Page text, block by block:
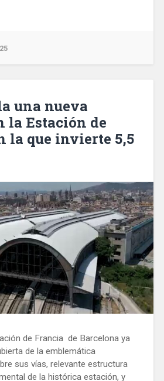
una nueva
la Estación de
la que invierte 5,5
de Francia de Barcelona ya
de la emblemática
sus vías, relevante estructura
de la histórica estación, y